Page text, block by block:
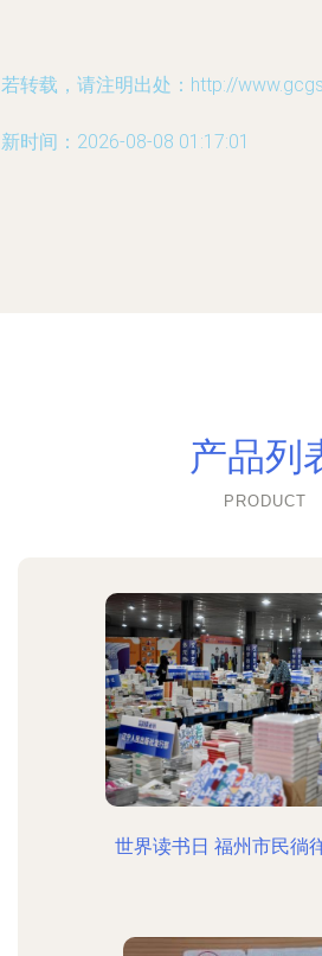
转载，请注明出处：http://
时间：2026-08-08 01:17:01
产品列
PRODUCT
世界读书日 福州市民徜